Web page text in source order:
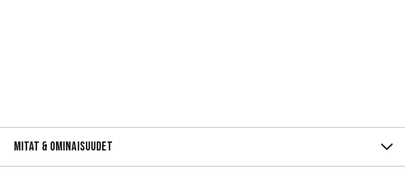
Mitat & ominaisuudet